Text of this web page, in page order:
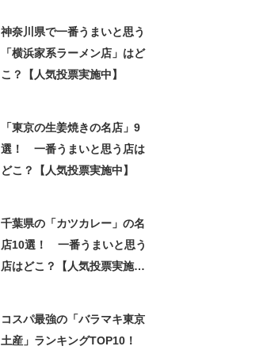
神奈川県で一番うまいと思う
「横浜家系ラーメン店」はど
こ？【人気投票実施中】
「東京の生姜焼きの名店」9
選！ 一番うまいと思う店は
どこ？【人気投票実施中】
千葉県の「カツカレー」の名
店10選！ 一番うまいと思う
店はどこ？【人気投票実施
コスパ最強の「バラマキ東京
土産」ランキングTOP10！